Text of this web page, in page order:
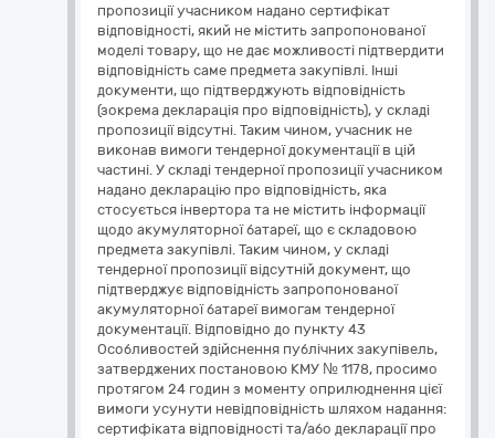
пропозиції учасником надано сертифікат
відповідності, який не містить запропонованої
моделі товару, що не дає можливості підтвердити
відповідність саме предмета закупівлі. Інші
документи, що підтверджують відповідність
(зокрема декларація про відповідність), у складі
пропозиції відсутні. Таким чином, учасник не
виконав вимоги тендерної документації в цій
частині. У складі тендерної пропозиції учасником
надано декларацію про відповідність, яка
стосується інвертора та не містить інформації
щодо акумуляторної батареї, що є складовою
предмета закупівлі. Таким чином, у складі
тендерної пропозиції відсутній документ, що
підтверджує відповідність запропонованої
акумуляторної батареї вимогам тендерної
документації. Відповідно до пункту 43
Особливостей здійснення публічних закупівель,
затверджених постановою КМУ № 1178, просимо
протягом 24 годин з моменту оприлюднення цієї
вимоги усунути невідповідність шляхом надання:
сертифіката відповідності та/або декларації про